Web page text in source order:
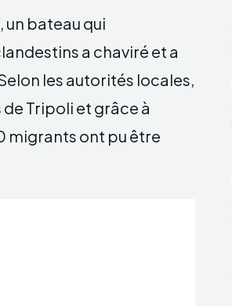
un bateau qui
a chaviré et a
les autorités locales,
Tripoli et grâce à
migrants ont pu être